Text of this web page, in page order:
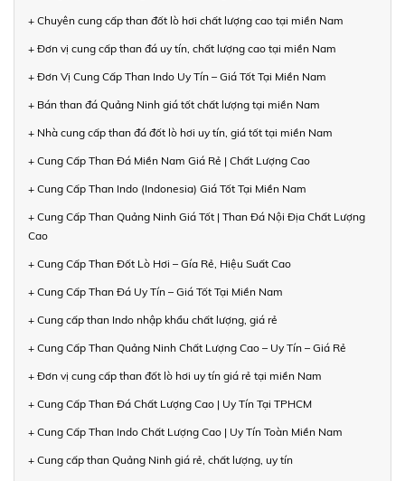
+ Chuyên cung cấp than đốt lò hơi chất lượng cao tại miền Nam
+ Đơn vị cung cấp than đá uy tín, chất lượng cao tại miền Nam
+ Đơn Vị Cung Cấp Than Indo Uy Tín – Giá Tốt Tại Miền Nam
+ Bán than đá Quảng Ninh giá tốt chất lượng tại miền Nam
+ Nhà cung cấp than đá đốt lò hơi uy tín, giá tốt tại miền Nam
+ Cung Cấp Than Đá Miền Nam Giá Rẻ | Chất Lượng Cao
+ Cung Cấp Than Indo (Indonesia) Giá Tốt Tại Miền Nam
+ Cung Cấp Than Quảng Ninh Giá Tốt | Than Đá Nội Địa Chất Lượng
Cao
+ Cung Cấp Than Đốt Lò Hơi – Gía Rẻ, Hiệu Suất Cao
+ Cung Cấp Than Đá Uy Tín – Giá Tốt Tại Miền Nam
+ Cung cấp than Indo nhập khẩu chất lượng, giá rẻ
+ Cung Cấp Than Quảng Ninh Chất Lượng Cao – Uy Tín – Giá Rẻ
+ Đơn vị cung cấp than đốt lò hơi uy tín giá rẻ tại miền Nam
+ Cung Cấp Than Đá Chất Lượng Cao | Uy Tín Tại TPHCM
+ Cung Cấp Than Indo Chất Lượng Cao | Uy Tín Toàn Miền Nam
+ Cung cấp than Quảng Ninh giá rẻ, chất lượng, uy tín